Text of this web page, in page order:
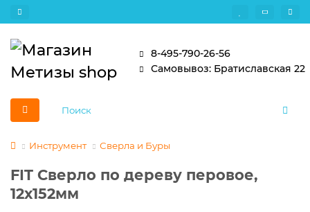
8-495-790-26-56
Самовывоз: Братиславская 22
Инструмент Сверла и Буры
FIT Сверло по дереву перовое,
12х152мм